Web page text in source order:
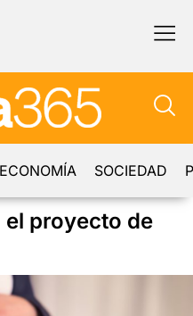
ECONOMÍA SOCIEDAD
el proyecto de